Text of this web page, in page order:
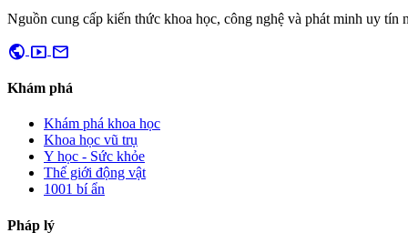
Nguồn cung cấp kiến thức khoa học, công nghệ và phát minh uy
public smart_display mail
Khám phá
Khám phá khoa học
Khoa học vũ trụ
Y học - Sức khỏe
Thế giới động vật
1001 bí ẩn
Pháp lý